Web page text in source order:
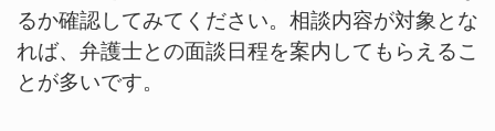
るか確認してみてください。相談内容が対象とな
れば、弁護士との面談日程を案内してもらえるこ
とが多いです。